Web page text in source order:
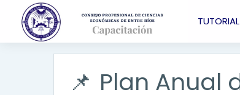
TUTORIAL
Salta al contenido principal
📌 Plan